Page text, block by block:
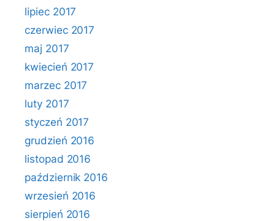
lipiec 2017
czerwiec 2017
maj 2017
kwiecień 2017
marzec 2017
luty 2017
styczeń 2017
grudzień 2016
listopad 2016
październik 2016
wrzesień 2016
sierpień 2016